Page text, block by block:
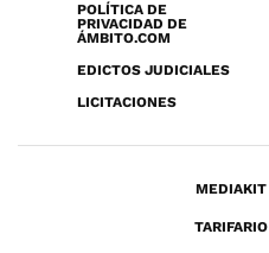
POLÍTICA DE
PRIVACIDAD DE
ÁMBITO.COM
EDICTOS JUDICIALES
LICITACIONES
MEDIAKIT
TARIFARIO